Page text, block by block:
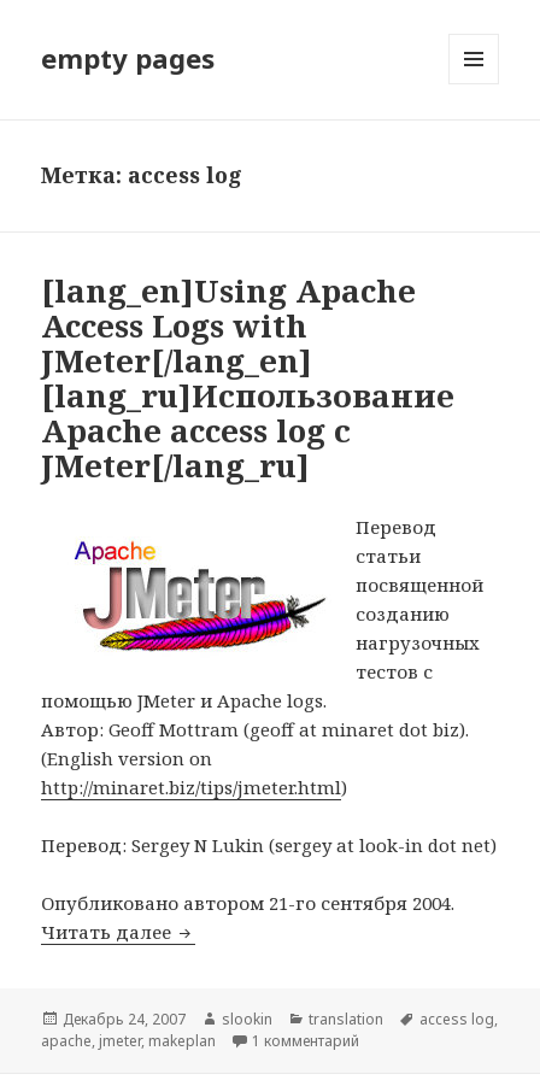
empty pages
Метка: access log
[lang_en]Using Apache
Access Logs with
JMeter[/lang_en]
[lang_ru]Использование
Apache access log с
JMeter[/lang_ru]
Перевод
статьи
посвященной
созданию
нагрузочных
тестов с
помощью JMeter и Apache logs.
Автор: Geoff Mottram (geoff at minaret dot biz).
(English version on
http://minaret.biz/tips/jmeter.html)
Перевод: Sergey N Lukin (sergey at look-in dot net)
Опубликовано автором 21-го сентября 2004.
Читать далее [lang_en]Using Apache Access Logs
Опубликовано
Декабрь 24, 2007 Автор
slookin Рубрики
translation Метки
access log,
apache, jmeter, makeplan 1 комментарий